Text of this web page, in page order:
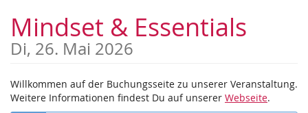
Haupt-
Inhalt
springen
Mindset & Essentials
Di, 26. Mai 2026
Willkommen auf der Buchungsseite zu unserer Veranstaltung.
Weitere Informationen findest Du auf unserer Webseite.